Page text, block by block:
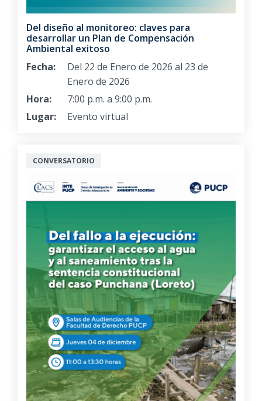
Del diseño al monitoreo: claves para
desarrollar un Plan de Compensación
Ambiental exitoso
Fecha:
Del 22 de Enero de 2026 al 23 de
Enero de 2026
Hora:
7:00 p.m. a 9:00 p.m.
Lugar:
Evento virtual
CONVERSATORIO